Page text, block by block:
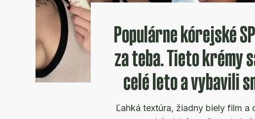
Populárne kórejské
za teba. Tieto krémy
celé leto a vybavili
Ľahká textúra, žiadny biely film a